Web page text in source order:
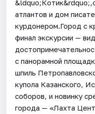
атлантов и дом
курдонером.Город с
финал экскурсии —
с панорамной
шпиль
купола Казанского,
соборов, и новинку
города — «Лахта